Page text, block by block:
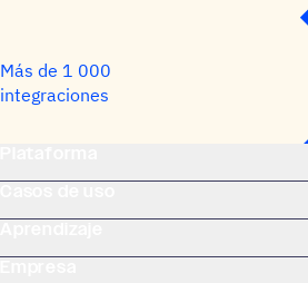
Más de 1 000
integraciones